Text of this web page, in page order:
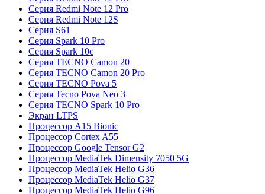
Серия Redmi Note 12 Pro
Серия Redmi Note 12S
Серия S61
Серия Spark 10 Pro
Серия Spark 10c
Серия TECNO Camon 20
Серия TECNO Camon 20 Pro
Серия TECNO Pova 5
Серия Tecno Pova Neo 3
Серия TECNO Spark 10 Pro
Экран LTPS
Процессор A15 Bionic
Процессор Cortex A55
Процессор Google Tensor G2
Процессор MediaTek Dimensity 7050 5G
Процессор MediaTek Helio G36
Процессор MediaTek Helio G37
Процессор MediaTek Helio G96